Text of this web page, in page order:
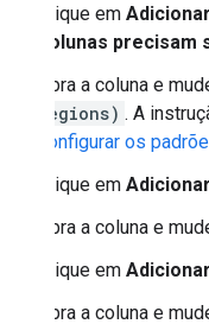
Clique em
colunas precisam
Abra a coluna e
regions) . A
configurar os
Clique em
Abra a coluna e
Clique em
Abra a coluna e